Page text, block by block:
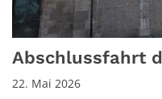
Abschlussfahrt
22. Mai 2026